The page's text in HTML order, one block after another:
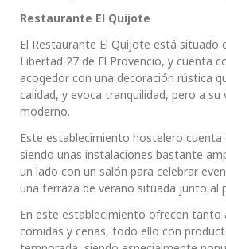
Restaurante El Quijote
El Restaurante El Quijote está situado
Libertad 27 de El Provencio, y cuenta
acogedor con una decoración rústica
calidad, y evoca tranquilidad, pero a
moderno.
Este establecimiento hostelero cuenta
siendo unas instalaciones bastante
un lado con un salón para celebrar
una terraza de verano situada junto al
En este establecimiento ofrecen tanto
comidas y cenas, todo ello con